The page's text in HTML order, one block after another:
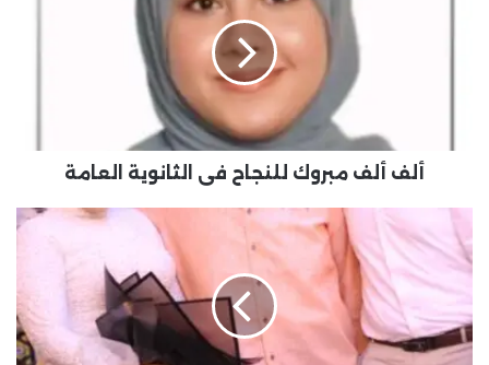
ألف ألف مبروك للنجاح فى الثانوية العامة